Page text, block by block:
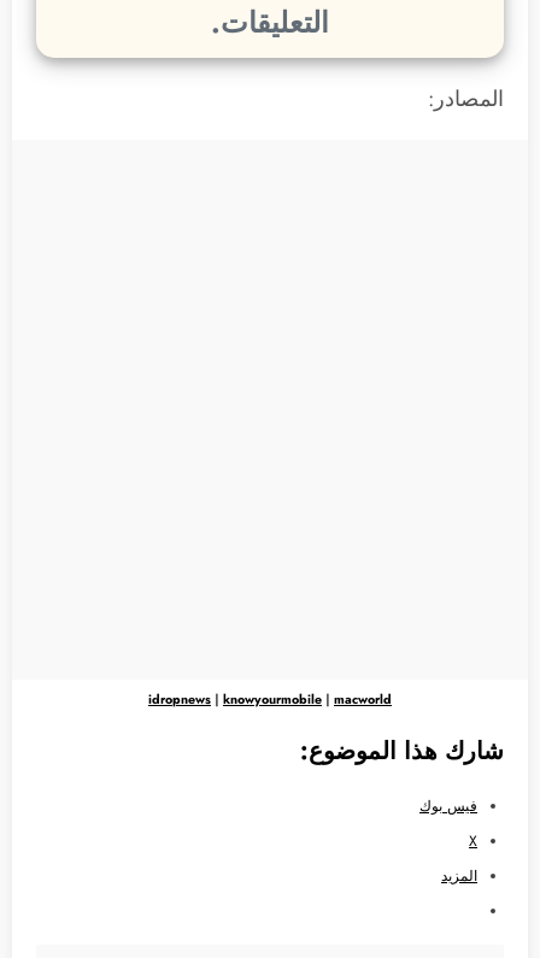
التعليقات.
المصادر:
idropnews | knowyourmobile | macworld
شارك هذا الموضوع:
فيس بوك
X
المزيد